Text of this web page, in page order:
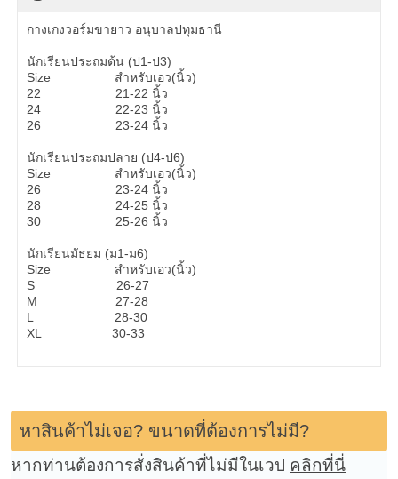
กางเกงวอร์มขายาว อนุบาลปทุมธานี
นักเรียนประถมต้น (ป1-ป3)
Size สำหรับเอว(นิ้ว)
22 21-22 นิ้ว
24 22-23 นิ้ว
26 23-24 นิ้ว
นักเรียนประถมปลาย (ป4-ป6)
Size สำหรับเอว(นิ้ว)
26 23-24 นิ้ว
28 24-25 นิ้ว
30 25-26 นิ้ว
นักเรียนมัธยม (ม1-ม6)
Size สำหรับเอว(นิ้ว)
S 26-27
M 27-28
L 28-30
XL 30-33
หาสินค้าไม่เจอ? ขนาดที่ต้องการไม่มี?
หากท่านต้องการสั่งสินค้าที่ไม่มีในเวป คลิกที่นี่